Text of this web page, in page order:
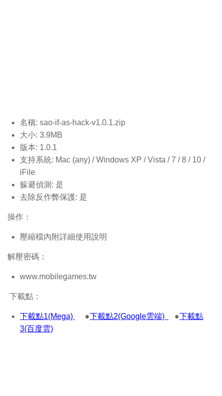
名稱: sao-if-as-hack-v1.0.1.zip
大小: 3.9MB
版本: 1.0.1
支持系統: Mac (any) / Windows XP / Vista / 7 / 8 / 10 /
iFile
躲避偵測: 是
去除反作弊保護: 是
操作：
壓縮檔內附詳細使用說明
解壓密碼：
www.mobilegames.tw
下載點：
下載點1(Mega) ●下載點2(Google雲端) ●下載點
3(百度雲)